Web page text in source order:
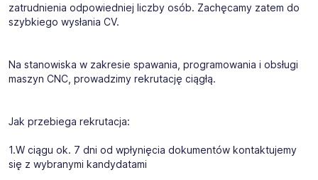
zatrudnienia odpowiedniej liczby osób. Zachęcamy zatem do
szybkiego wysłania CV.
Na stanowiska w zakresie spawania, programowania i obsługi
maszyn CNC, prowadzimy rekrutację ciągłą.
Jak przebiega rekrutacja:
1.W ciągu ok. 7 dni od wpłynięcia dokumentów kontaktujemy
się z wybranymi kandydatami